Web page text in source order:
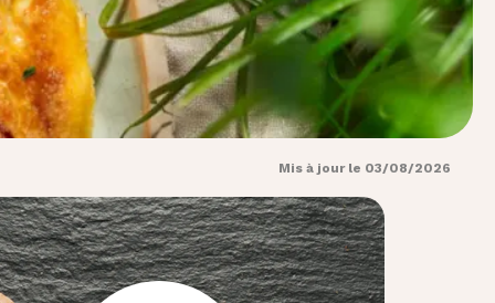
Mis à jour le 03/08/2026